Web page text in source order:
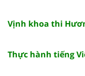
Vịnh khoa thi
Thực hành tiếng